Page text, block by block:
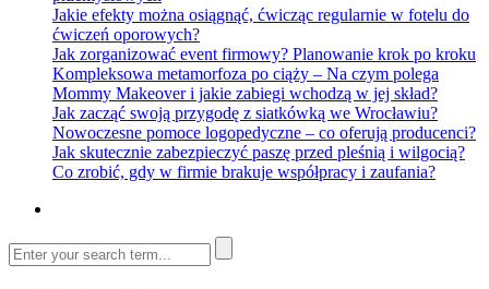
Jakie efekty można osiągnąć, ćwicząc regularnie w fotelu do
ćwiczeń oporowych?
Jak zorganizować event firmowy? Planowanie krok po kroku
Kompleksowa metamorfoza po ciąży – Na czym polega
Mommy Makeover i jakie zabiegi wchodzą w jej skład?
Jak zacząć swoją przygodę z siatkówką we Wrocławiu?
Nowoczesne pomoce logopedyczne – co oferują producenci?
Jak skutecznie zabezpieczyć paszę przed pleśnią i wilgocią?
Co zrobić, gdy w firmie brakuje współpracy i zaufania?